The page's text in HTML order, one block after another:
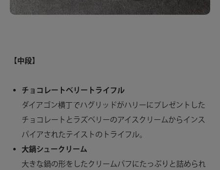
【中段】
チョコレートベリートライフル
ダイアゴン横丁でハグリッドがハリーにプレゼントした
チョコレートとラズベリーのアイスクリームからインス
パイアされたテイストのトライフル。
大鍋シュークリーム
大きな鍋の形をしたクリームパフにたっぷりと詰められ